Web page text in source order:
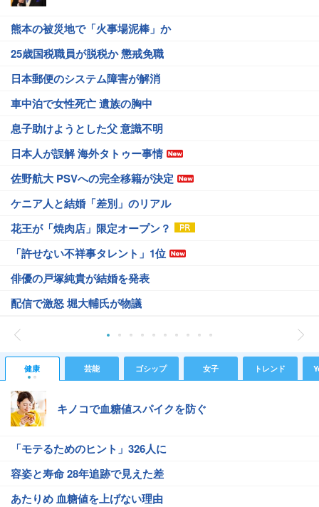
熊本の被災地で「火事場泥棒」か
25歳国税職員が脱税か 懲戒免職
日本郵便のシステム障害が解消
車中泊で女性死亡 遺族の胸中
息子助けようとした父 意識不明
日本人が誤解 海外タトゥー事情
佐野航大 PSVへの完全移籍が決定
ケニア人と結婚「差別」のリアル
花王が「焼肉店」限定オープン？
「許せない不祥事タレント」1位
俳優の戸塚純貴が結婚を発表
配信で激怒 堀大輔氏が物議
健康 芸能 ゴシップ 女子 トレンド
キノコで血糖値スパイクを防ぐ
「モテるためのヒント」326人に
容姿と寿命 28年追跡で見えた差
あたりめ 血糖値を上げない理由